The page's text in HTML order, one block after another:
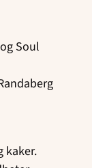
Soul
kaker.